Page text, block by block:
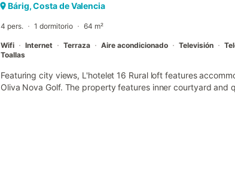
Bárig, Costa de Valencia
4 pers. 1 dormitorio 64 m²
Wifi Internet Terraza Aire acondicionado Televisión
Toallas
Featuring city views, L'hotelet 16 Rural loft features
Oliva Nova Golf. The property features inner courtyard and